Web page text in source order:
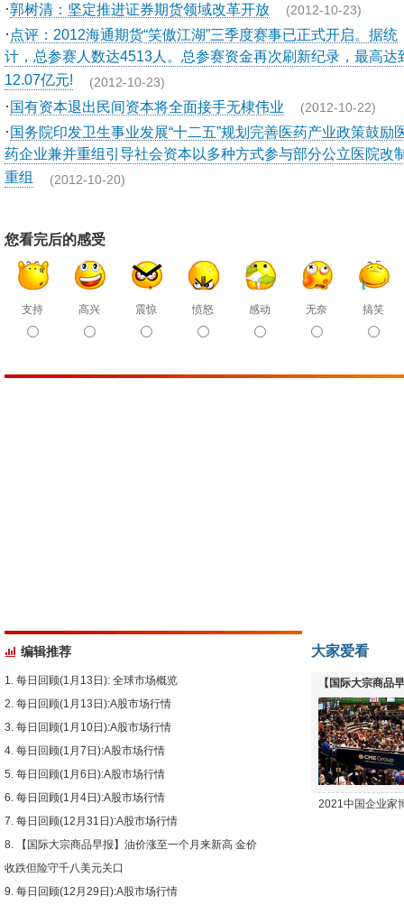
·郭树清：坚定推进证券期货领域改革开放 (2012-10-23)
· 点评：2012海通期货“笑傲江湖”三季度赛事已正式开启。据统
计，总参赛人数达4513人。总参赛资金再次刷新纪录，最高达
12.07亿元!
(2012-10-23)
·国有资本退出民间资本将全面接手无棣伟业 (2012-10-22)
·国务院印发卫生事业发展“十二五”规划完善医药产业政策鼓励
药企业兼并重组引导社会资本以多种方式参与部分公立医院改
重组
(2012-10-20)
您看完后的感受
支持 高兴 震惊 愤怒 感动 无奈 搞笑
编辑推荐
每日回顾(1月13日): 全球市场概览
每日回顾(1月13日):A股市场行情
每日回顾(1月10日):A股市场行情
每日回顾(1月7日):A股市场行情
每日回顾(1月6日):A股市场行情
每日回顾(1月4日):A股市场行情
每日回顾(12月31日):A股市场行情
【国际大宗商品早报】油价涨至一个月来新高 金价
收跌但险守千八美元关口
每日回顾(12月29日):A股市场行情
大家爱看
【国际大宗商品
下跌
2021中国企业家